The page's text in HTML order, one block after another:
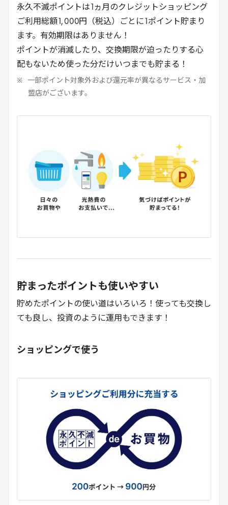
永久不滅ポイントは 1 ヵ月のクレジットショッピング
ご利用総額 1,000円（税込）ごとに 1ポイント貯まり
ます。有効期限はありません！
ポイントが消滅したり、交換期限が迫ったりする心
配もないため使った分だけいつまでも貯まる！
一部ポイント対象外および還元率が異なるサービス・加
盟店がございます。
貯まったポイントも使いやすい
貯めたポイントの使い道はいろいろ！使っても交換し
ても良し、投資のように運用もできます！
ショッピングで使う